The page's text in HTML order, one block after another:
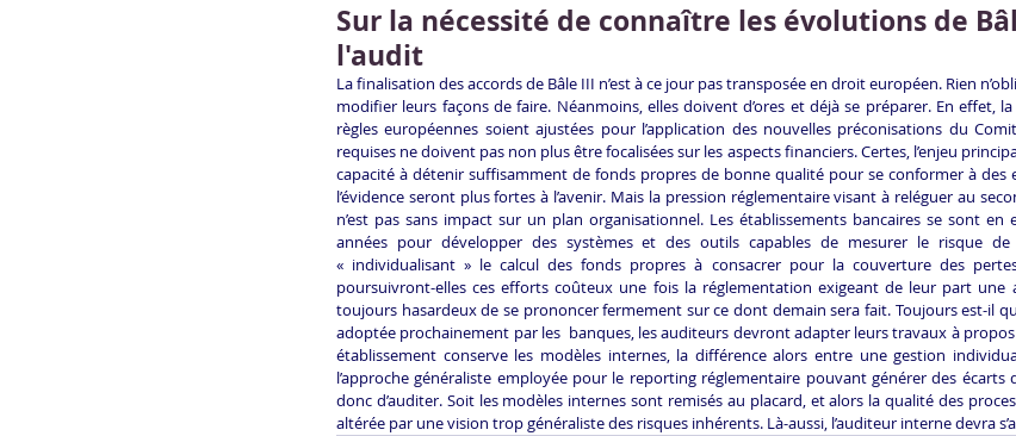
Sur la nécessité de connaître les évolutions de
l'audit
La finalisation des accords de Bâle III n’est à ce jour pas transposée en droit européen. Rien
modifier leurs façons de faire. Néanmoins, elles doivent d’ores et déjà se préparer. En effet,
règles européennes soient ajustées pour l’application des nouvelles préconisations du
requises ne doivent pas non plus être focalisées sur les aspects financiers. Certes, l’enjeu
capacité à détenir suffisamment de fonds propres de bonne qualité pour se conformer à des
l’évidence seront plus fortes à l’avenir. Mais la pression réglementaire visant à reléguer au
n’est pas sans impact sur un plan organisationnel. Les établissements bancaires se sont en
années pour développer des systèmes et des outils capables de mesurer le risque
« individualisant » le calcul des fonds propres à consacrer pour la couverture des
poursuivront-elles ces efforts coûteux une fois la réglementation exigeant de leur part une
toujours hasardeux de se prononcer fermement sur ce dont demain sera fait. Toujours est-il
adoptée prochainement par les  banques, les auditeurs devront adapter leurs travaux à
établissement conserve les modèles internes, la différence alors entre une gestion
l’approche généraliste employée pour le reporting réglementaire pouvant générer des écarts
donc d’auditer. Soit les modèles internes sont remisés au placard, et alors la qualité des
altérée par une vision trop généraliste des risques inhérents. Là-aussi, l’auditeur interne devra